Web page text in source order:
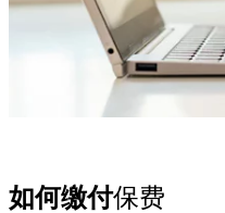
如何缴付保费